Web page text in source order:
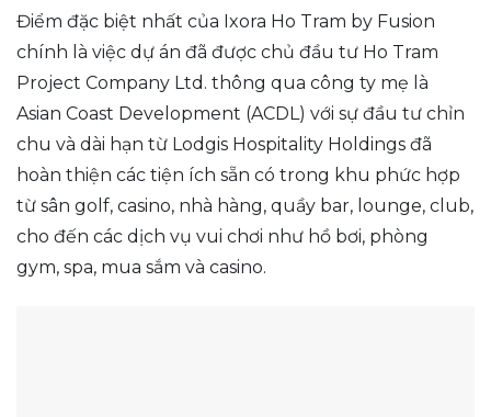
Điểm đặc biệt nhất của Ixora Ho Tram by Fusion
chính là việc dự án đã được chủ đầu tư Ho Tram
Project Company Ltd. thông qua công ty mẹ là
Asian Coast Development (ACDL) với sự đầu tư chỉn
chu và dài hạn từ Lodgis Hospitality Holdings đã
hoàn thiện các tiện ích sẵn có trong khu phức hợp
từ sân golf, casino, nhà hàng, quầy bar, lounge, club,
cho đến các dịch vụ vui chơi như hồ bơi, phòng
gym, spa, mua sắm và casino.